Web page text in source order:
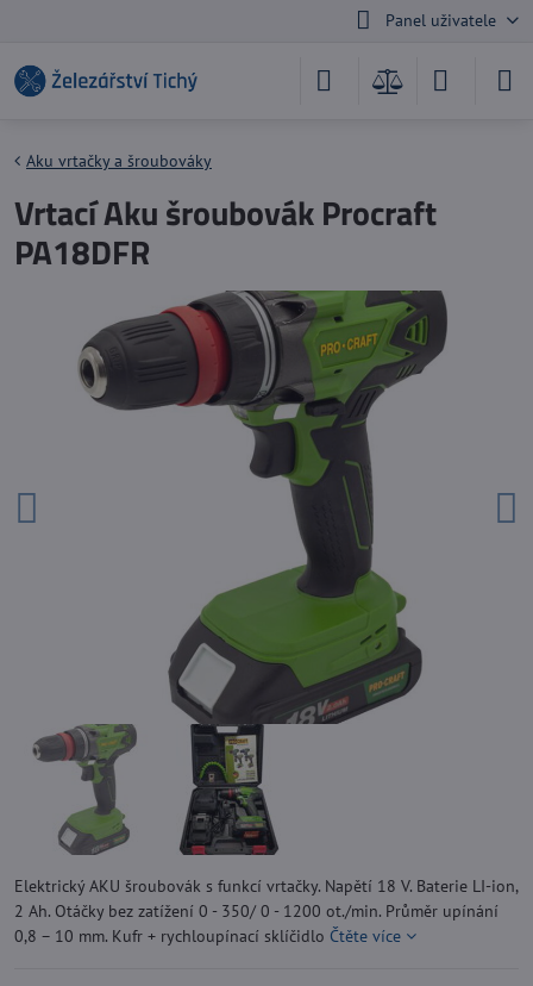
Panel uživatele
Aku vrtačky a šroubováky
Vrtací Aku šroubovák Procraft
PA18DFR
Elektrický AKU šroubovák s funkcí vrtačky. Napětí 18 V. Baterie LI-ion,
2 Ah. Otáčky bez zatížení 0 - 350/ 0 - 1200 ot./min. Průměr upínání
0,8 – 10 mm. Kufr + rychloupínací sklíčidlo Čtěte více